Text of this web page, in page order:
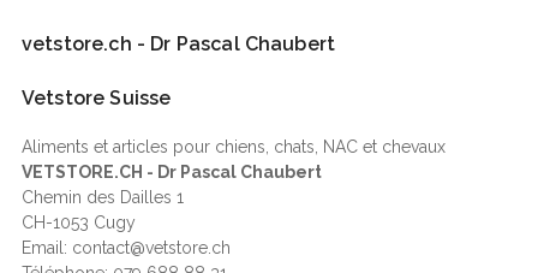
vetstore.ch - Dr Pascal Chaubert
Vetstore Suisse
Aliments et articles pour chiens, chats, NAC et chevaux
VETSTORE.CH - Dr Pascal Chaubert
Chemin des Dailles 1
CH-1053 Cugy
Email: contact@vetstore.ch